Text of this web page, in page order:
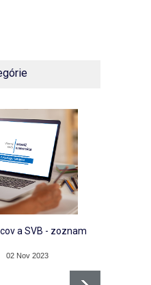
a SVB - zoznam
02 Nov 2023